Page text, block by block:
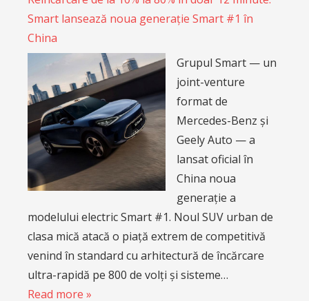
Smart lansează noua generație Smart #1 în
China
Grupul Smart — un
joint-venture
format de
Mercedes-Benz și
Geely Auto — a
lansat oficial în
China noua
generație a
modelului electric Smart #1. Noul SUV urban de
clasa mică atacă o piață extrem de competitivă
venind în standard cu arhitectură de încărcare
ultra-rapidă pe 800 de volți și sisteme…
Read more »